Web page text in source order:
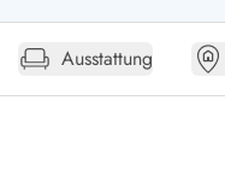
Ausstattung